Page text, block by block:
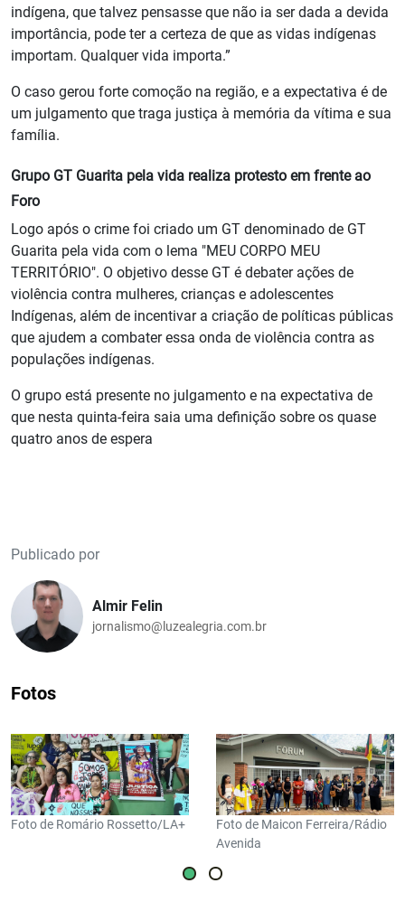
indígena, que talvez pensasse que não ia ser dada a devida
importância, pode ter a certeza de que as vidas indígenas
importam. Qualquer vida importa.”
O caso gerou forte comoção na região, e a expectativa é de
um julgamento que traga justiça à memória da vítima e sua
família.
Grupo GT Guarita pela vida realiza protesto em frente ao
Foro
Logo após o crime foi criado um GT denominado de GT
Guarita pela vida com o lema "MEU CORPO MEU
TERRITÓRIO". O objetivo desse GT é debater ações de
violência contra mulheres, crianças e adolescentes
Indígenas, além de incentivar a criação de políticas públicas
que ajudem a combater essa onda de violência contra as
populações indígenas.
O grupo está presente no julgamento e na expectativa de
que nesta quinta-feira saia uma definição sobre os quase
quatro anos de espera
Publicado por
Almir Felin
jornalismo@luzealegria.com.br
Fotos
Foto de Romário Rossetto/LA+
Foto de Maicon Ferreira/Rádio
Avenida